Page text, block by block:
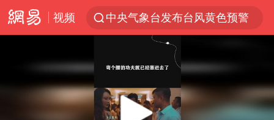
视频
中央气象台发布台风黄色预警
感觉全东北都在等7号
扎哈罗娃批广岛市长不提美国原子弹
女子利用漏洞0元薅走3000多件家电